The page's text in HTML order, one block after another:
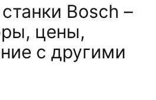
Bosch –
цены,
с другими